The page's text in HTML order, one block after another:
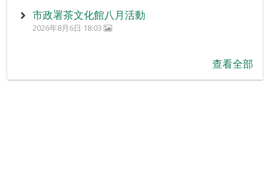
市政署茶文化館八月活動
2026年8月6日 18:03
查看全部